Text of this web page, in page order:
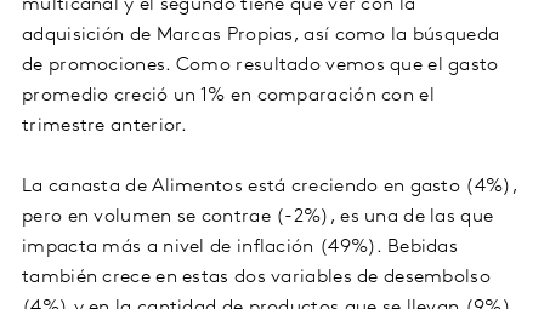
multicanal y el segundo tiene que ver con la
adquisición de Marcas Propias, así como la búsqueda
de promociones. Como resultado vemos que el gasto
promedio creció un 1% en comparación con el
trimestre anterior.
La canasta de Alimentos está creciendo en gasto (4%),
pero en volumen se contrae (-2%), es una de las que
impacta más a nivel de inflación (49%). Bebidas
también crece en estas dos variables de desembolso